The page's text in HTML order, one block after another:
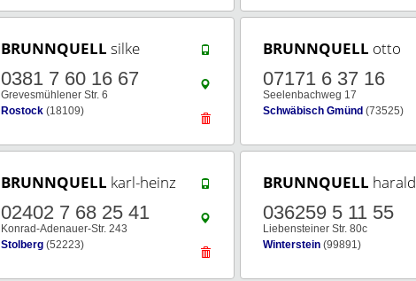
BRUNNQUELL silke
0381 7 60 16 67
Grevesmühlener Str. 6
Rostock (18109)
BRUNNQUELL otto
07171 6 37 16
Seelenbachweg 17
Schwäbisch Gmünd (73525)
BRUNNQUELL karl-heinz
02402 7 68 25 41
Konrad-Adenauer-Str. 243
Stolberg (52223)
BRUNNQUELL harald
036259 5 11 55
Liebensteiner Str. 80c
Winterstein (99891)